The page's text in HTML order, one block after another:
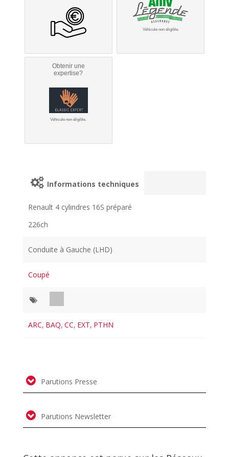
Véhicule non éligible.
Obtenir une
expertise?
Véhicule non éligible.
Informations techniques
Renault 4 cylindres 16S préparé
226ch
Conduite à Gauche (LHD)
Coupé
ARC, BAQ, CC, EXT, PTHN
Parutions Presse
Parutions Newsletter